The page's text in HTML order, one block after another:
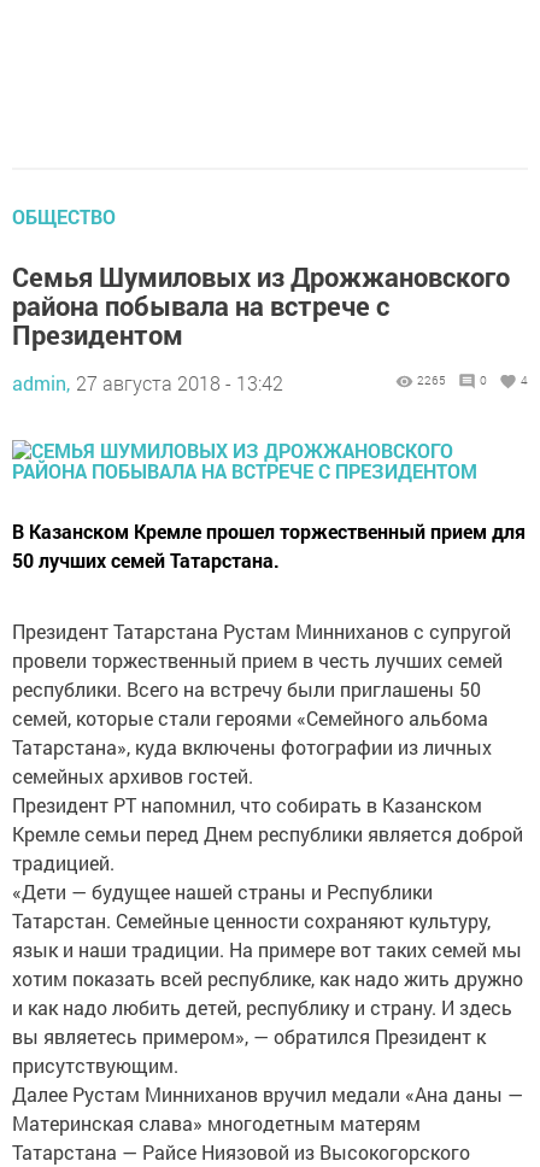
ОБЩЕСТВО
Семья Шумиловых из Дрожжановского
района побывала на встрече с
Президентом
admin, 27 августа 2018 - 13:42 2265 0 4
В Казанском Кремле прошел торжественный прием для
50 лучших семей Татарстана.
Президент Татарстана Рустам Минниханов с супругой
провели торжественный прием в честь лучших семей
республики. Всего на встречу были приглашены 50
семей, которые стали героями «Семейного альбома
Татарстана», куда включены фотографии из личных
семейных архивов гостей.
Президент РТ напомнил, что собирать в Казанском
Кремле семьи перед Днем республики является доброй
традицией.
«Дети — будущее нашей страны и Республики
Татарстан. Семейные ценности сохраняют культуру,
язык и наши традиции. На примере вот таких семей мы
хотим показать всей республике, как надо жить дружно
и как надо любить детей, республику и страну. И здесь
вы являетесь примером», — обратился Президент к
присутствующим.
Далее Рустам Минниханов вручил медали «Ана даны —
Материнская слава» многодетным матерям
Татарстана — Райсе Ниязовой из Высокогорского